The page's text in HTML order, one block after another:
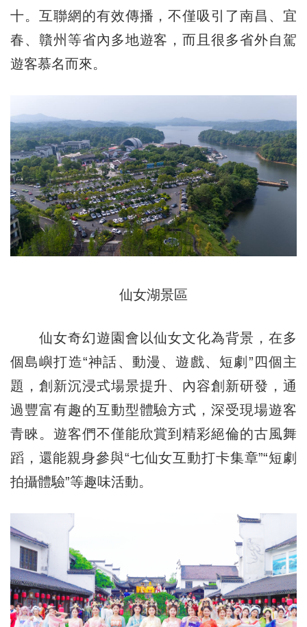
十。互聯網的有效傳播，不僅吸引了南昌、宜
春、贛州等省內多地遊客，而且很多省外自駕
遊客慕名而來。
仙女湖景區
仙女奇幻遊園會以仙女文化為背景，在多
個島嶼打造“神話、動漫、遊戲、短劇”四個主
題，創新沉浸式場景提升、內容創新研發，通
過豐富有趣的互動型體驗方式，深受現場遊客
青睞。遊客們不僅能欣賞到精彩絕倫的古風舞
蹈，還能親身參與“七仙女互動打卡集章”“短劇
拍攝體驗”等趣味活動。